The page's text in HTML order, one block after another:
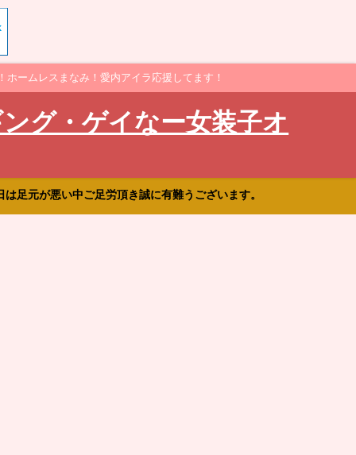
ームレスまなみ！愛内アイラ応援してます！
グ・ゲイなー女装子オ
足元が悪い中ご足労頂き誠に有難うございます。